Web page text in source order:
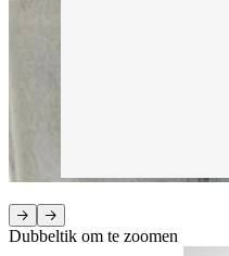
Dubbeltik om te zoomen